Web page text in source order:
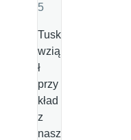
5
Tusk
wzią
ł
przy
kład
z
nasz